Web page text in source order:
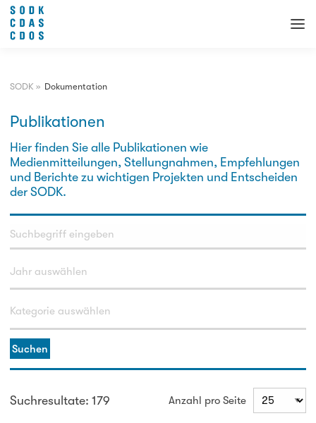
SODK » Dokumentation
Publikationen
Hier finden Sie alle Publikationen wie
Medienmitteilungen, Stellungnahmen, Empfehlungen
und Berichte zu wichtigen Projekten und Entscheiden
der SODK.
Suchen
Suchresultate: 179 Anzahl pro Seite